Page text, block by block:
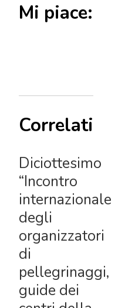
Mi piace:
Correlati
Diciottesimo
“Incontro
internazionale
degli
organizzatori
di
pellegrinaggi,
guide dei